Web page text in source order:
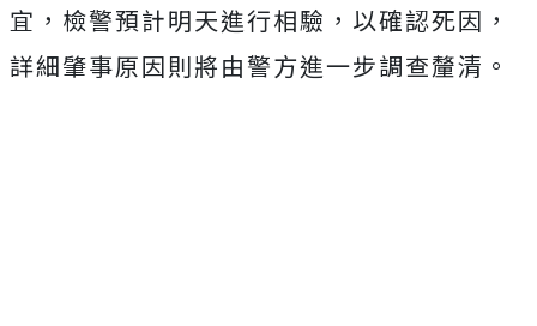
宜，檢警預計明天進行相驗，以確認死因，
詳細肇事原因則將由警方進一步調查釐清。